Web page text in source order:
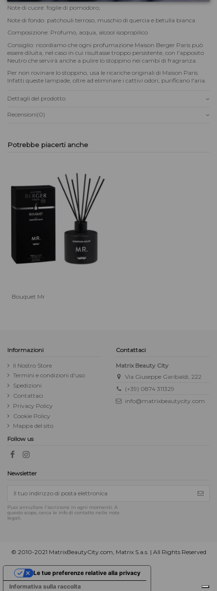
Note di cuore: foglie di pomodoro;
Note di fondo: patchouli terroso, muschio di quercia e betulla bianca.
Composizione: Profumo, acqua, alcool isopropilico
Consiglio: ricordiamo che ogni profumazione Maison Berger Paris può
essere diluita, nel caso in cui risultasse troppo persistente, con l'apposito
Neutro che servirà anche a pulire lo stoppino nei cambi di fragranza.
Per non rovinare lo stoppino, usa le ricariche originali di Maison Paris.
Infatti queste lampade, oltre ad eliminare i cattivi odori, purificano l'aria.
Dettagli del prodotto
Recensioni(0)
Potrebbe piacerti anche
Bouquet Mr
Informazioni
Il Nostro Store
Termini e condizioni d'uso
Spedizioni
Contattaci
Privacy Policy
Cookie Policy
Mappa del sito
Contattaci
Matrix Beauty City
Via Giuseppe Garibaldi, 222
(+39) 0874 311329
info@matrixbeautycity.com
Follow us
Newsletter
Puoi annullare l'iscrizione in ogni momenti. A
questo scopo, cerca le info di contatto nelle note
legali.
© 2010-2021 MatrixBeautyCity.com, Matrix S.a.s. | All Rights Reserved
Informativa sulla raccolta
Le tue preferenze relative alla privacy